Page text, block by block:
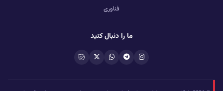
فناوری
ما را دنبال کنید